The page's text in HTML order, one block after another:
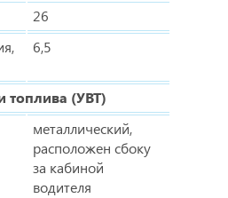
26
6,5
топлива (УВТ)
металлический,
расположен сбоку
за кабиной
водителя